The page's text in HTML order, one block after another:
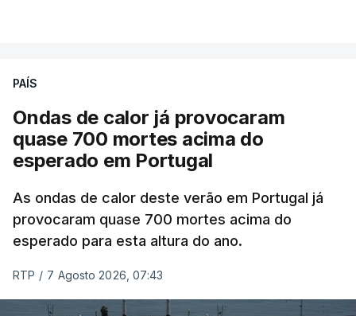
dependia da apresentação de um requerimento,
mas o Governo decidiu, a partir deste ano,
disponibilizar a cópia dos exames classificados a
e rigor do processo" devido às falhas na
classificação eletrónica.
Serão também publicadas as notas da 2.ª fase
PAÍS
Ondas de calor já provocaram
quase 700 mortes acima do
esperado em Portugal
As ondas de calor deste verão em Portugal já
provocaram quase 700 mortes acima do
esperado para esta altura do ano.
RTP / 7 Agosto 2026, 07:43